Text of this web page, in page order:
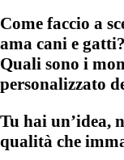
Come faccio a
ama cani e gatti?
Quali sono i
personalizzato
Tu hai un’idea,
qualità che